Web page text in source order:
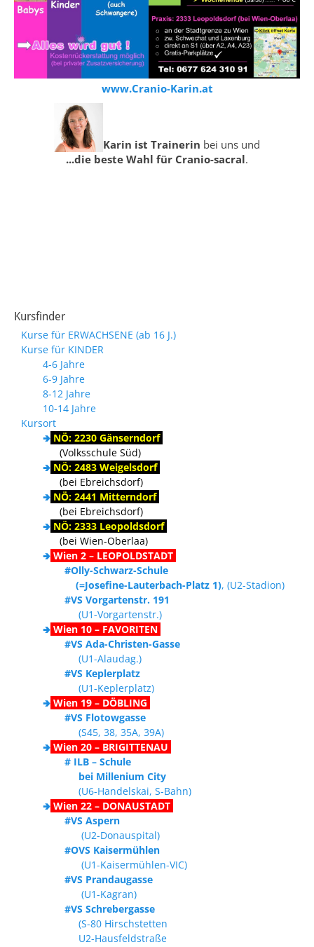
www.Cranio-Karin.at
Karin ist Trainerin bei uns und
...die beste Wahl für Cranio-sacral.
Kursfinder
Kurse für ERWACHSENE (ab 16 J.)
Kurse für KINDER
4-6 Jahre
6-9 Jahre
8-12 Jahre
10-14 Jahre
Kursort
🢂 NÖ: 2230 Gänserndorf
(Volksschule Süd)
🢂 NÖ: 2483 Weigelsdorf
(bei Ebreichsdorf)
🢂 NÖ: 2441 Mitterndorf
(bei Ebreichsdorf)
🢂 NÖ: 2333 Leopoldsdorf
(bei Wien-Oberlaa)
🢂 Wien 2 – LEOPOLDSTADT
#Olly-Schwarz-Schule
(=Josefine-Lauterbach-Platz 1), (U2-Stadion)
#VS Vorgartenstr. 191
(U1-Vorgartenstr.)
🢂 Wien 10 – FAVORITEN
#VS Ada-Christen-Gasse
(U1-Alaudag.)
#VS Keplerplatz
(U1-Keplerplatz)
🢂 Wien 19 – DÖBLING
#VS Flotowgasse
(S45, 38, 35A, 39A)
🢂 Wien 20 – BRIGITTENAU
# ILB – Schule
bei Millenium City
(U6-Handelskai, S-Bahn)
🢂 Wien 22 – DONAUSTADT
#VS Aspern
(U2-Donauspital)
#OVS Kaisermühlen
(U1-Kaisermühlen-VIC)
#VS Prandaugasse
(U1-Kagran)
#VS Schrebergasse
(S-80 Hirschstetten
U2-Hausfeldstraße